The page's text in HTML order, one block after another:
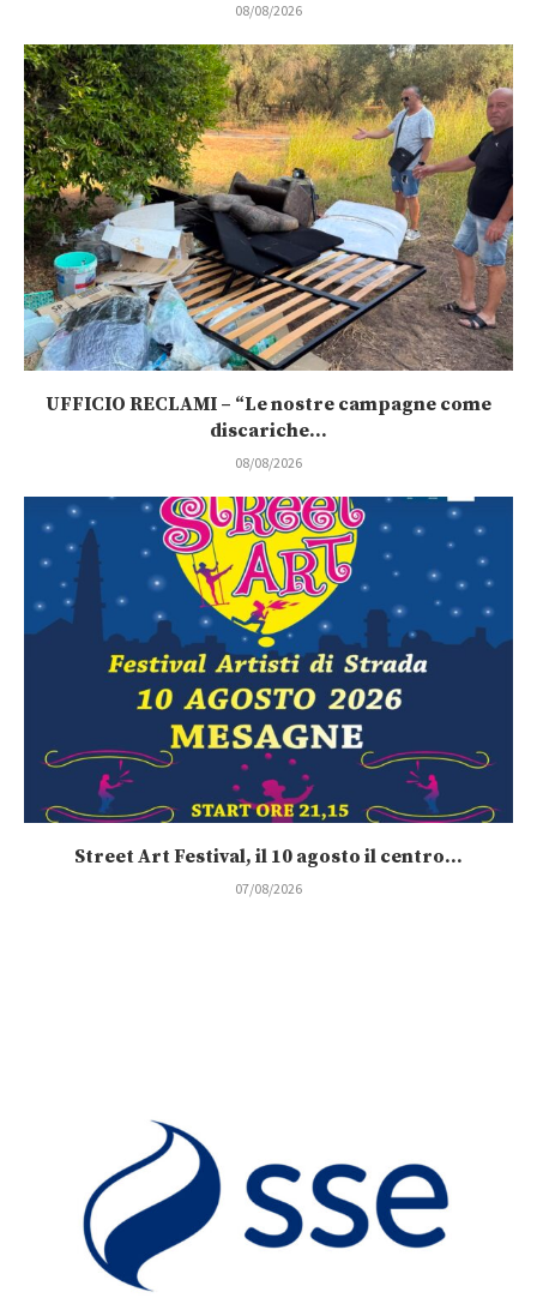
08/08/2026
UFFICIO RECLAMI – “Le nostre campagne come
discariche...
08/08/2026
Street Art Festival, il 10 agosto il centro...
07/08/2026